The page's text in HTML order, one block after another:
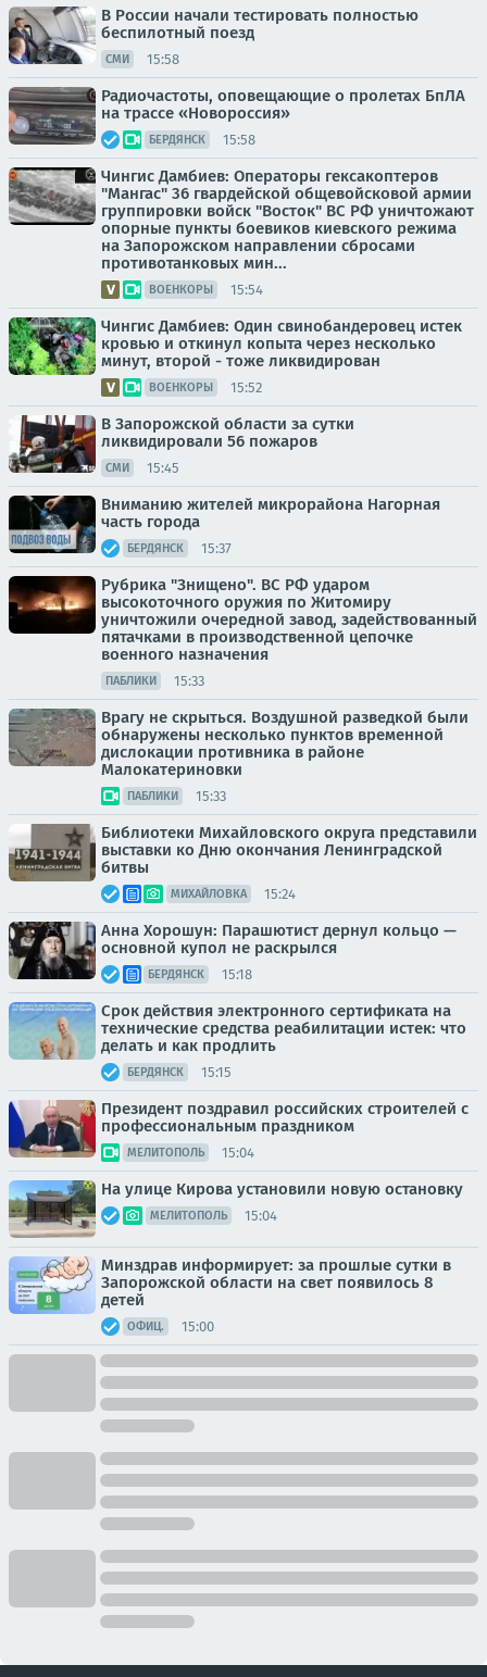
В России начали тестировать полностью
беспилотный поезд
СМИ 15:58
Радиочастоты, оповещающие о пролетах БпЛА
на трассе «Новороссия»
БЕРДЯНСК 15:58
Чингис Дамбиев: Операторы гексакоптеров
"Мангас" 36 гвардейской общевойсковой армии
группировки войск "Восток" ВС РФ уничтожают
опорные пункты боевиков киевского режима
на Запорожском направлении сбросами
противотанковых мин...
ВОЕНКОРЫ 15:54
Чингис Дамбиев: Один свинобандеровец истек
кровью и откинул копыта через несколько
минут, второй - тоже ликвидирован
ВОЕНКОРЫ 15:52
В Запорожской области за сутки
ликвидировали 56 пожаров
СМИ 15:45
Вниманию жителей микрорайона Нагорная
часть города
БЕРДЯНСК 15:37
Рубрика "Знищено". ВС РФ ударом
высокоточного оружия по Житомиру
уничтожили очередной завод, задействованный
пятачками в производственной цепочке
военного назначения
ПАБЛИКИ 15:33
Врагу не скрыться. Воздушной разведкой были
обнаружены несколько пунктов временной
дислокации противника в районе
Малокатериновки
ПАБЛИКИ 15:33
Библиотеки Михайловского округа представили
выставки ко Дню окончания Ленинградской
битвы
МИХАЙЛОВКА 15:24
Анна Хорошун: Парашютист дернул кольцо —
основной купол не раскрылся
БЕРДЯНСК 15:18
Срок действия электронного сертификата на
технические средства реабилитации истек: что
делать и как продлить
БЕРДЯНСК 15:15
Президент поздравил российских строителей с
профессиональным праздником
МЕЛИТОПОЛЬ 15:04
На улице Кирова установили новую остановку
МЕЛИТОПОЛЬ 15:04
Минздрав информирует: за прошлые сутки в
Запорожской области на свет появилось 8
детей
ОФИЦ. 15:00